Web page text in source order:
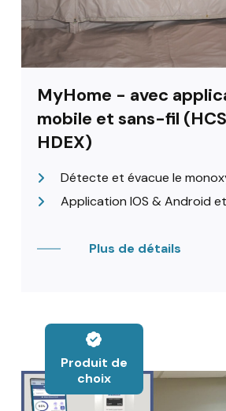
MyHome - avec
mobile et sans-fil
HDEX)
Détecte et évacue le
Application IOS & Android
Plus de détails
Produit de
choix